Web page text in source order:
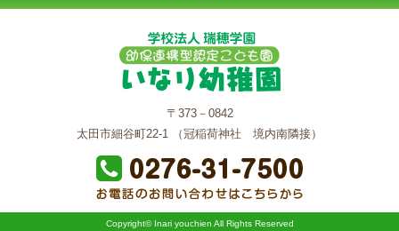
〒373－0842
太田市細谷町22-1 （冠稲荷神社 境内南隣接）
Copyright© Inari youchien All Rights Reserved